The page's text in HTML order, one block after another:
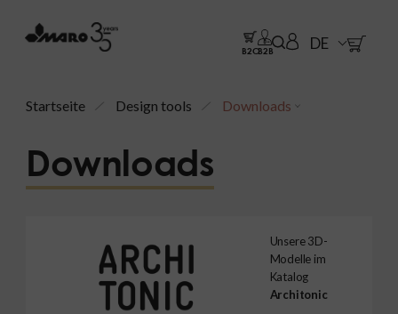
B2CB2B DE
Startseite Design tools Downloads
Downloads
Unsere 3D-
Modelle im
Katalog
Architonic